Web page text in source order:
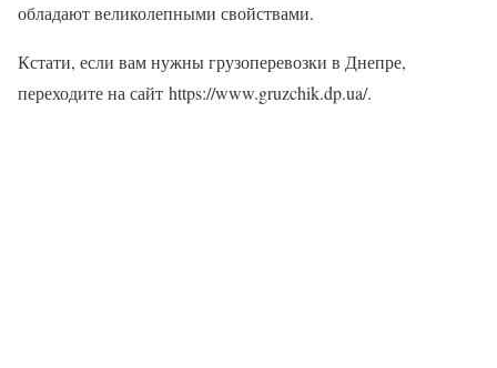
обладают великолепными свойствами.
Кстати, если вам нужны грузоперевозки в Днепре,
переходите на сайт https://www.gruzchik.dp.ua/.